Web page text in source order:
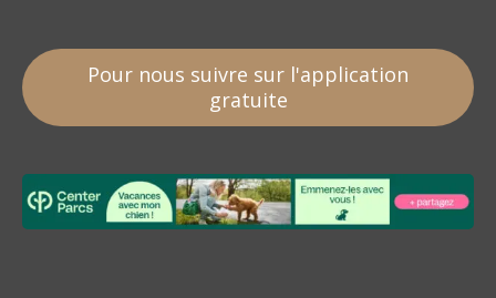
Pour nous suivre sur l'application
gratuite